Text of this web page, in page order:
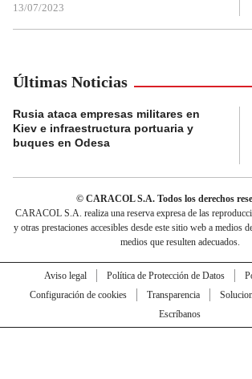
13/07/2023
Últimas Noticias
Rusia ataca empresas militares en
Kiev e infraestructura portuaria y
buques en Odesa
© CARACOL S.A. Todos los derechos
CARACOL S.A. realiza una reserva expresa de las
y otras prestaciones accesibles desde este sitio web a medios
medios que resulten adecuados.
Aviso legal Política de Protección de Datos
Configuración de cookies
Transparencia
Escríbanos